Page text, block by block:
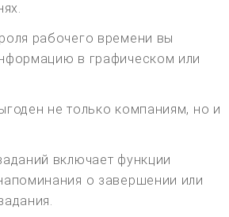
рабочего времени вы
в графическом или
не только компаниям, но и
включает функции
о завершении или